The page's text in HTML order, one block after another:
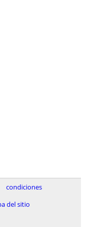
condiciones
del sitio